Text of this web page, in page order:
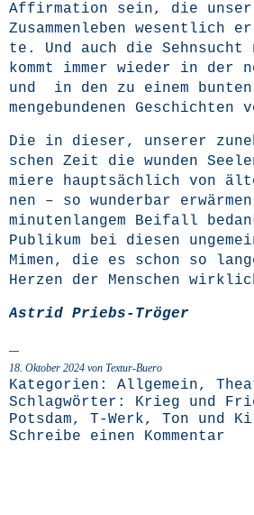
Affir­ma­ti­on sein, die
Zusam­men­le­ben wesent­lich
te. Und auch die Sehn­sucht
kommt immer wie­der in der
und in den zu einem
men­ge­bun­de­nen Geschich­ten
Die in die­ser, unse­rer
schen Zeit die wun­den
mie­re haupt­säch­lich von
nen – so wun­der­bar
minu­ten­lan­gem Bei­fall
Publi­kum bei die­sen
Mimen, die es schon so
Her­zen der Men­schen
Astrid Priebs-Trö­ger
18. Oktober 2024 von Textur-Buero
Kategorien: Allgemein,
Schlagwörter: Krieg und
Potsdam, T-Werk, Ton und
Schreibe einen Kommentar